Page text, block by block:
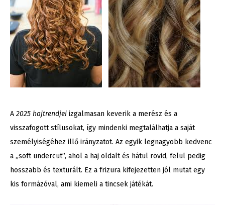
A 2025 hajtrendjei izgalmasan keverik a merész és a
visszafogott stílusokat, így mindenki megtalálhatja a saját
személyiségéhez illő irányzatot. Az egyik legnagyobb kedvenc
a „soft undercut”, ahol a haj oldalt és hátul rövid, felül pedig
hosszabb és texturált. Ez a frizura kifejezetten jól mutat egy
kis formázóval, ami kiemeli a tincsek játékát.